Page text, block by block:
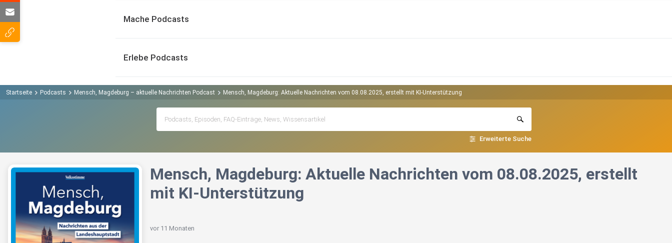
Mache Podcasts
Erlebe Podcasts
Startseite Podcasts Mensch, Magdeburg – aktuelle Nachrichten Podcast Mensch, Magdeburg: Aktuelle Nachrichten vom 08.08.2025, erstellt mit KI-Unterstützung
Erweiterte Suche
Mensch, Magdeburg: Aktuelle Nachrichten vom 08.08.2025, erstellt
mit KI-Unterstützung
vor 11 Monaten